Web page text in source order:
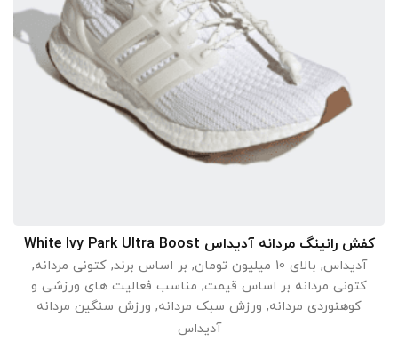
انتخاب گزینه هاکفش رانینگ مردانه آدیداس White Ivy Park Ultra Boost
آدیداس, بالای 10 میلیون تومان , بر اساس برند,کتونی مردانه,
کتونی مردانه بر اساس قیمت, مناسب فعالیت های ورزشی و
کوهنوردی مردانه, ورزش سبک مردانه, ورزش سنگین مردانه
آدیداس